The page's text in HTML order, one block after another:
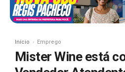
Início Emprego
Mister Wine está